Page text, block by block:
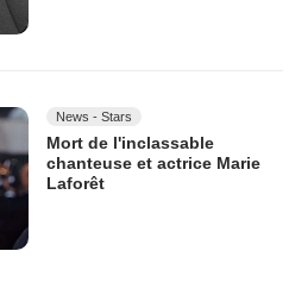
News - Stars
Mort de l'inclassable
chanteuse et actrice Marie
Laforêt